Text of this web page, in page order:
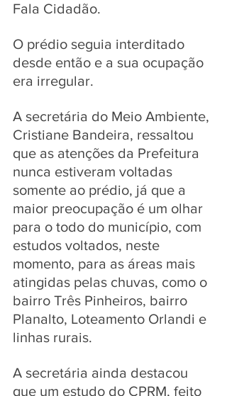
Fala Cidadão.
O prédio seguia interditado
desde então e a sua ocupação
era irregular.
A secretária do Meio Ambiente,
Cristiane Bandeira, ressaltou
que as atenções da Prefeitura
nunca estiveram voltadas
somente ao prédio, já que a
maior preocupação é um olhar
para o todo do município, com
estudos voltados, neste
momento, para as áreas mais
atingidas pelas chuvas, como o
bairro Três Pinheiros, bairro
Planalto, Loteamento Orlandi e
linhas rurais.
A secretária ainda destacou
que um estudo do CPRM, feito